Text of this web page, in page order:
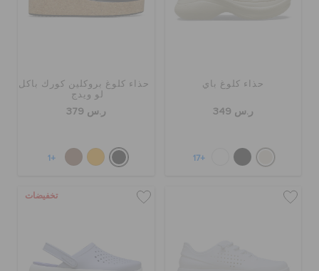
حذاء كلوغ باي
ر.س 349
+17
حذاء كلوغ بروكلين كورك باكل
لو ويدج
ر.س 379
+1
تخفيضات